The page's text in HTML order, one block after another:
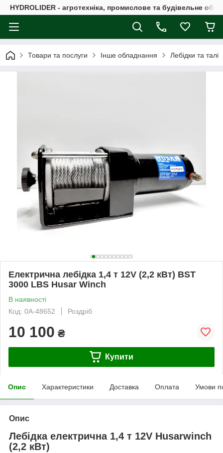
HYDROLIDER - агротехніка, промислове та будівельне
Товари та послуги Інше обладнання Лебідки та талі
Електрична лебідка 1,4 т 12V (2,2 кВт) BST
3000 LBS Husar Winch
В наявності
Код: 0А-48652
Роздріб
10 100 ₴
Купити
Опис Характеристики Доставка Оплата Умови
Опис
Лебідка електрична 1,4 т 12V Husarwinch
(2,2 кВт)